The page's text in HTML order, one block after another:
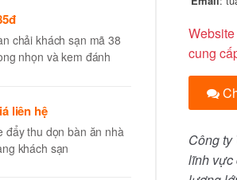
cung
Công ty
lĩnh vực
chải khách sạn mã 38
nhọn và kem đánh
liên hệ
đẩy thu dọn bàn ăn nhà
khách sạn
Sữa
Giá